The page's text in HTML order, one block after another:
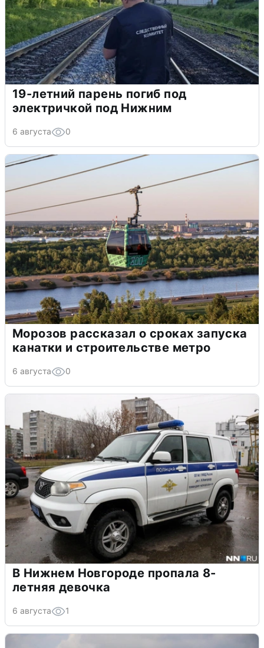
19-летний парень погиб под
электричкой под Нижним
6 августа 0
Морозов рассказал о сроках запуска
канатки и строительстве метро
6 августа 0
В Нижнем Новгороде пропала 8-
летняя девочка
6 августа 1